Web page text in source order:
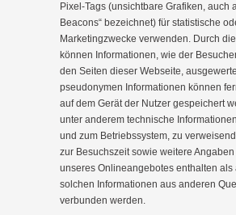
Pixel-Tags (unsichtbare Grafiken, auch
Beacons“ bezeichnet) für statistische
Marketingzwecke verwenden. Durch die
können Informationen, wie der
den Seiten dieser Webseite,
pseudonymen Informationen können
auf dem Gerät der Nutzer gespeichert
unter anderem technische
und zum Betriebssystem, zu
zur Besuchszeit sowie weitere
unseres Onlineangebotes enthalten als
solchen Informationen aus anderen
verbunden werden.